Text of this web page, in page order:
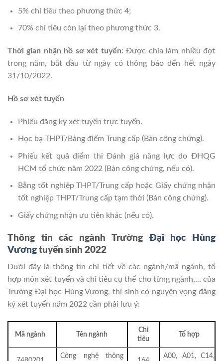
5% chỉ tiêu theo phương thức 4;
70% chỉ tiêu còn lại theo phương thức 3.
Thời gian nhận hồ sơ xét tuyển: Được chia làm nhiều đợt
trong năm, bắt đầu từ ngày có thông báo đến hết ngày
31/10/2022.
Hồ sơ xét tuyển
Phiếu đăng ký xét tuyển trực tuyến.
Học bạ THPT/Bảng điểm Trung cấp (Bản công chứng).
Phiếu kết quả điểm thi Đánh giá năng lực do ĐHQG
HCM tổ chức năm 2022 (Bản công chứng, nếu có).
Bằng tốt nghiệp THPT/Trung cấp hoặc Giấy chứng nhận
tốt nghiệp THPT/Trung cấp tạm thời (Bản công chứng).
Giấy chứng nhận ưu tiên khác (nếu có).
Thông tin các ngành Trường Đại học Hùng
Vương tuyển sinh 2022
Dưới đây là thông tin chi tiết về các ngành/mã ngành, tổ
hợp môn xét tuyển và chỉ tiêu cụ thể cho từng ngành,… của
Trường Đại học Hùng Vương, thí sinh có nguyện vọng đăng
ký xét tuyển năm 2022 cần phải lưu ý:
Mã ngành Tên ngành
Chỉ
tiêu
Tổ hợp
Công nghệ thông A00, A01, C14,